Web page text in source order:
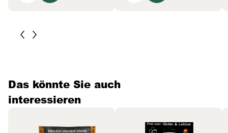
Das könnte Sie auch
interessieren